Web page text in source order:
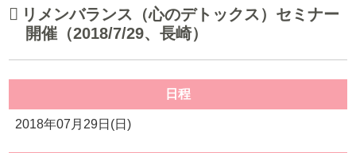
リメンバランス（心のデトックス）セミナー
開催（2018/7/29、長崎）
日程
2018年07月29日(日)